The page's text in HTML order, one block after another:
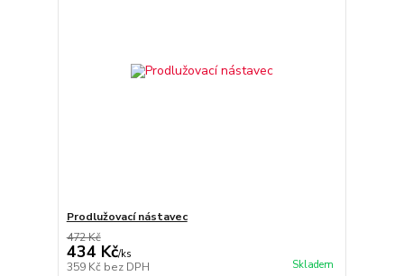
Prodlužovací nástavec
472 Kč
434 Kč/ks
359 Kč bez DPH Skladem